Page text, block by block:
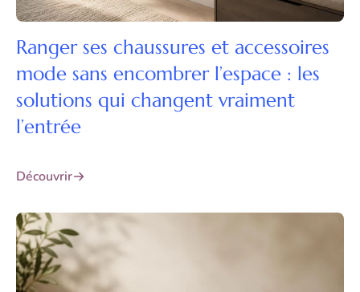
Ranger ses chaussures et accessoires
mode sans encombrer l’espace : les
solutions qui changent vraiment
l’entrée
Découvrir